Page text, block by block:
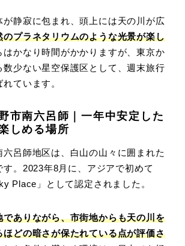
が静寂に包まれ、頭上には天の川が広
のプラネタリウムのような光景が楽し
はかなり時間がかかりますが、東京か
数少ない星空保護区として、週末旅行
ています。
市南六呂師｜一年中安定した
しめる場所
六呂師地区は、白山の山々に囲まれた
す。2023年8月に、アジアで初めて
Place」として認定されました。
でありながら、市街地からも天の川を
ほどの暗さが保たれている点が評価さ